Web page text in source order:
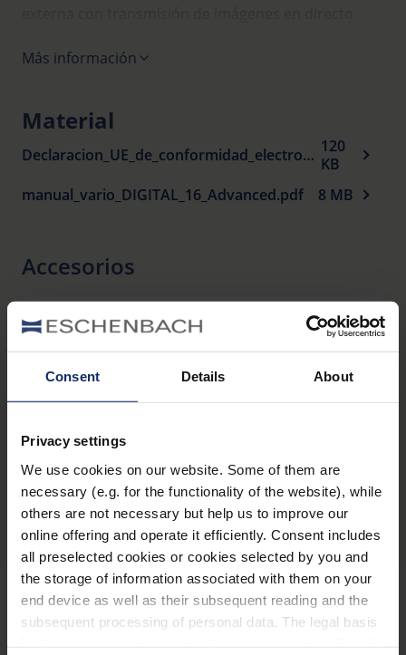
Consent Details About
Privacy settings
We use cookies on our website. Some of them are
necessary (e.g. for the functionality of the website), while
others are not necessary but help us to improve our
online offering and operate it efficiently. Consent includes
all preselected cookies or cookies selected by you and
the storage of information associated with them on your
end device as well as their subsequent reading and the
subsequent processing of personal data. The legal basis
diseño flexible
mesa XY
• Peso 16“: 6,3 kg (incl. batería: 6,6 kg, incl. mesa XY:
10 kg)
• Peso 22“: 8,9 kg (incl. batería: 9,2 kg, incl. mesa: 11,9
HDMI, cable USB tipo C, tarjeta SD de 8 GB, cargador
paño de microfibra
Más información
Material
Declaracion_UE_de_conformidad_electronic_visual_aids_es.pdf 120
KB
manual_vario_DIGITAL_16_Advanced.pdf
8 MB
Accesorios
Descripción general del producto
Mantenerse informado